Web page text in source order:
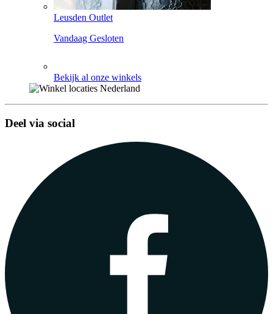
Leusden Outlet
Vandaag Gesloten
Bekijk al onze winkels
Deel via social